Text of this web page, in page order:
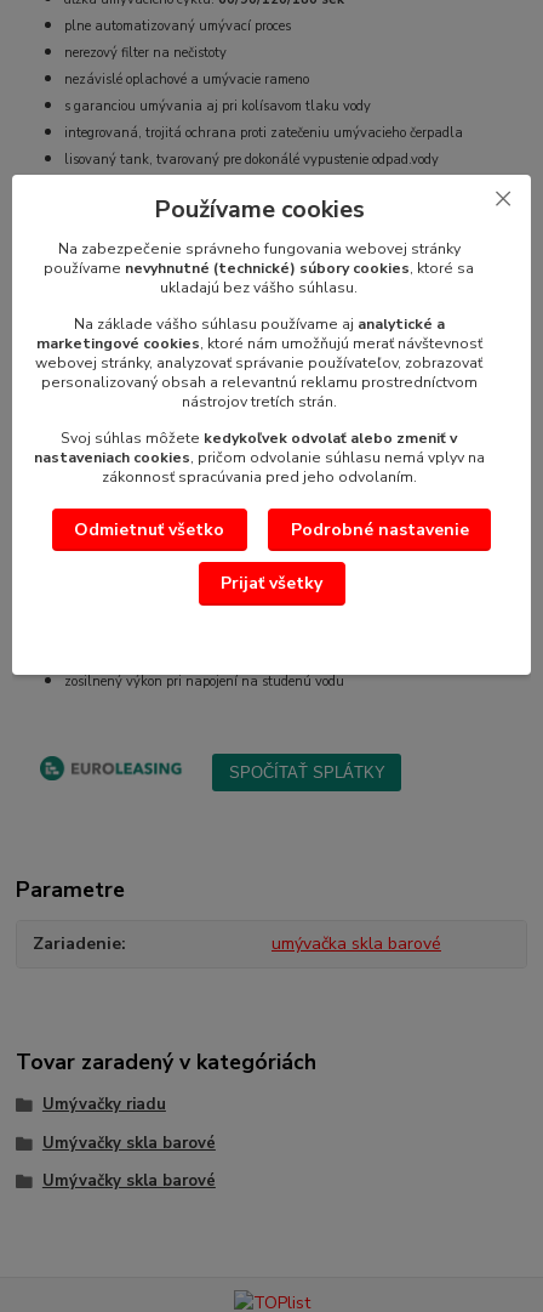
plne automatizovaný umývací proces
nerezový filter na nečistoty
nezávislé oplachové a umývacie rameno
s garanciou umývania aj pri kolísavom tlaku vody
integrovaná, trojitá ochrana proti zatečeniu umývacieho čerpadla
lisovaný tank, tvarovaný pre dokonálé vypustenie odpad.vody
lahko demontovatelné pre dennú údržbu a čistenie
funkcia
Termostop
- garantovaný oplach pri 85°C
zabudované čerpadlo oplachového prostriedku
zabudované čerpadlo umývacieho prostriedku (DDE)
zabudovaný zmäkčovač vody s alarmom
kapacita boileru:3,4lt
kapacita tanku: 15,5lt
spotreba vod yna cyklus:1,8lt
rozmery(ŠxHxV):460x545x715 mm
2x kôš, 1x držiak na tanieriky
zosilnený výkon pri napojení na studenú vodu
Parametre
Zariadenie umývačka skla barové
Tovar zaradený v kategóriách
Umývačky riadu
Umývačky skla barové
Umývačky skla barové
Používame cookies
Na zabezpečenie správneho fungovania webovej stránky
používame nevyhnutné (technické) súbory cookies, ktoré sa
ukladajú bez vášho súhlasu.
Na základe vášho súhlasu používame aj analytické a
marketingové cookies, ktoré nám umožňujú merať návštevnosť
webovej stránky, analyzovať správanie používateľov, zobrazovať
personalizovaný obsah a relevantnú reklamu prostredníctvom
nástrojov tretích strán.
Svoj súhlas môžete kedykoľvek odvolať alebo zmeniť v
nastaveniach cookies, pričom odvolanie súhlasu nemá vplyv na
zákonnosť spracúvania pred jeho odvolaním.
Odmietnuť všetko Podrobné nastavenie
Prijať všetky